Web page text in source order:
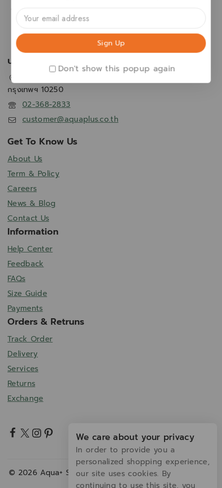
Aqua+ Series
บริษัท ไอเดียล แอพโพรช จำกัด
กรุงเทพฯ 10250
02-368-2833
customer@aquaplus.co.th
Get To Know Us
About Us
Term & Policy
Careers
News & Blog
Contact Us
Information
Help Center
Feedback
FAQs
Size Guide
Payments
Orders & Retruns
Track Order
Delivery
Services
Returns
Exchange
© 2026 Aqua+ Series Thailand - WordPress Theme by
Avanam
Don't show this popup again
We care about your privacy
In order to provide you a
personalized shopping experience,
our site uses cookies. By
continuing to use this site, you